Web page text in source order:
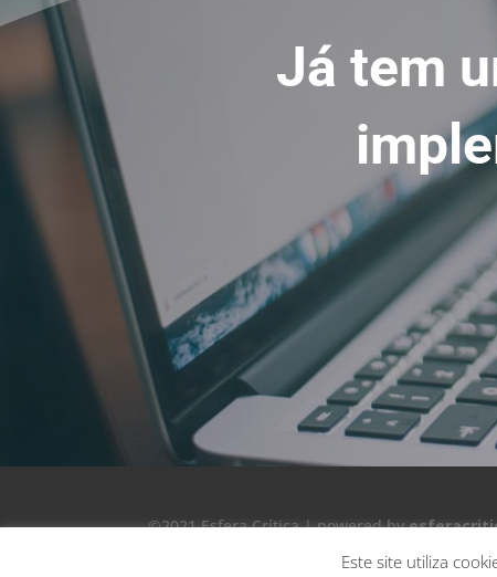
Já tem
©2021 Esfera Crítica | powered by
Este site utiliza